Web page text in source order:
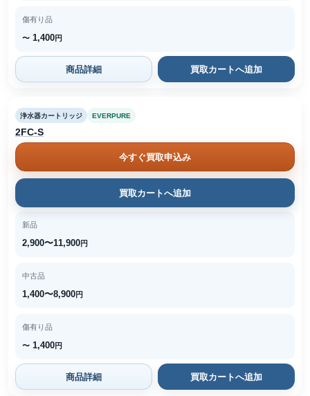
傷有り品
〜 1,400円
商品詳細 買取カートへ追加
浄水器カートリッジ EVERPURE
2FC-S
今すぐ買取申込み
買取カートへ追加
新品
2,900〜11,900円
中古品
1,400〜8,900円
傷有り品
〜 1,400円
商品詳細 買取カートへ追加